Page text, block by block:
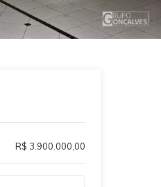
R$ 3.900.000,00